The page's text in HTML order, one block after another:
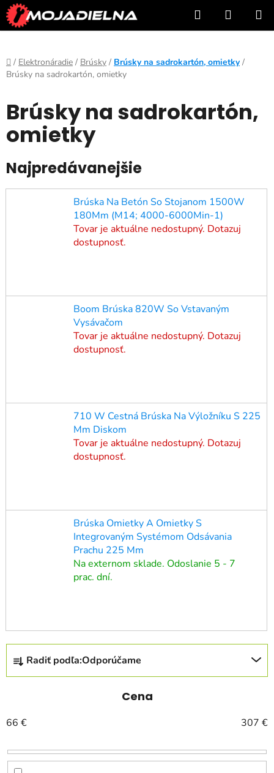
Prejsť
na
obsah
Hľadať
KOŠÍK
Domov
/ Elektronáradie / Brúsky / Brúsky na sadrokartón, omietky /
Brúsky na sadrokartón, omietky
Brúsky na sadrokartón,
omietky
Najpredávanejšie
Brúska Na Betón So Stojanom 1500W
180Mm (M14; 4000-6000Min-1)
Tovar je aktuálne nedostupný. Dotazuj
dostupnosť.
Boom Brúska 820W So Vstavaným
Vysávačom
Tovar je aktuálne nedostupný. Dotazuj
dostupnosť.
710 W Cestná Brúska Na Výložníku S 225
Mm Diskom
Tovar je aktuálne nedostupný. Dotazuj
dostupnosť.
Brúska Omietky A Omietky S
Integrovaným Systémom Odsávania
Prachu 225 Mm
Na externom sklade. Odoslanie 5 - 7
prac. dní.
R
a
d
n
i
e
p
Radiť podľa:Odporúčame
Cena
66 € 307 €